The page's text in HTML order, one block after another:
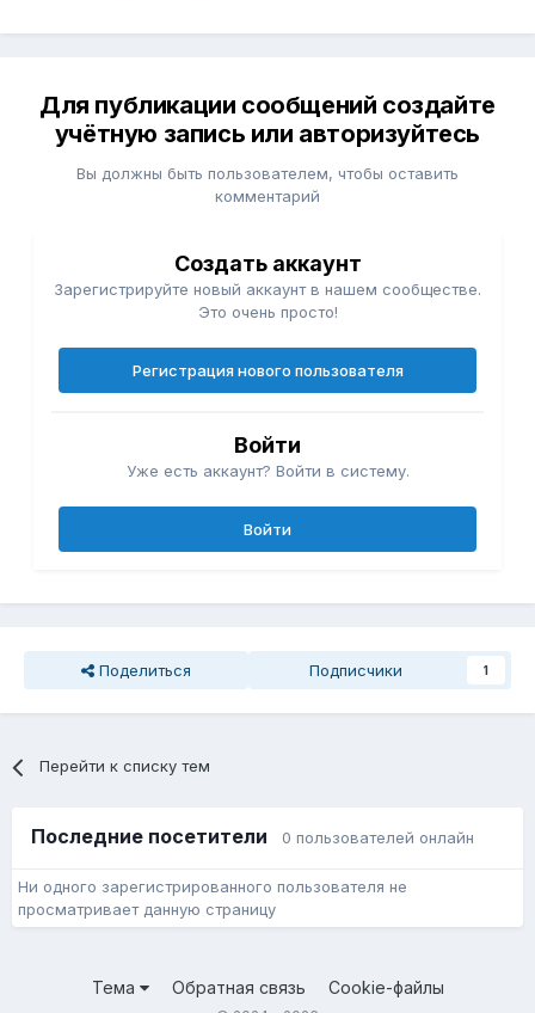
Для публикации сообщений создайте
учётную запись или авторизуйтесь
Вы должны быть пользователем, чтобы оставить
комментарий
Создать аккаунт
Зарегистрируйте новый аккаунт в нашем сообществе.
Это очень просто!
Регистрация нового пользователя
Войти
Уже есть аккаунт? Войти в систему.
Войти
Поделиться Подписчики 1
Перейти к списку тем
Последние посетители 0 пользователей онлайн
Ни одного зарегистрированного пользователя не
просматривает данную страницу
Тема Обратная связь Cookie-файлы